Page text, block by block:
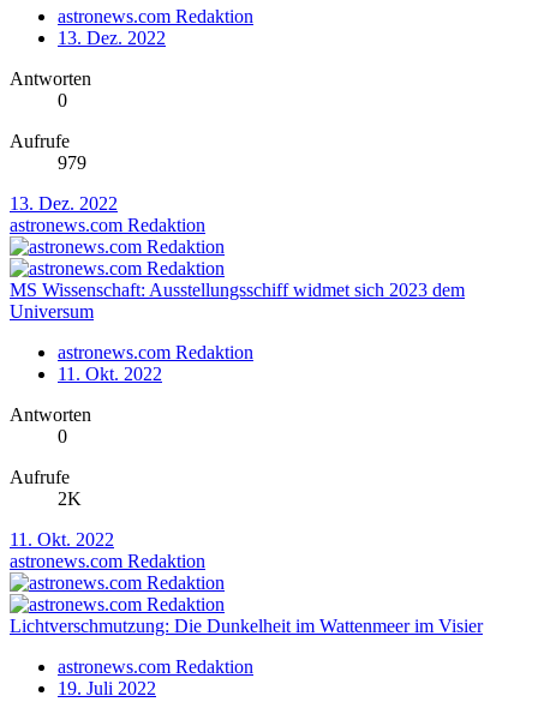
astronews.com Redaktion
13. Dez. 2022
Antworten
0
Aufrufe
979
13. Dez. 2022
astronews.com Redaktion
MS Wissenschaft: Ausstellungsschiff widmet sich 2023 dem
Universum
astronews.com Redaktion
11. Okt. 2022
Antworten
0
Aufrufe
2K
11. Okt. 2022
astronews.com Redaktion
Lichtverschmutzung: Die Dunkelheit im Wattenmeer im Visier
astronews.com Redaktion
19. Juli 2022